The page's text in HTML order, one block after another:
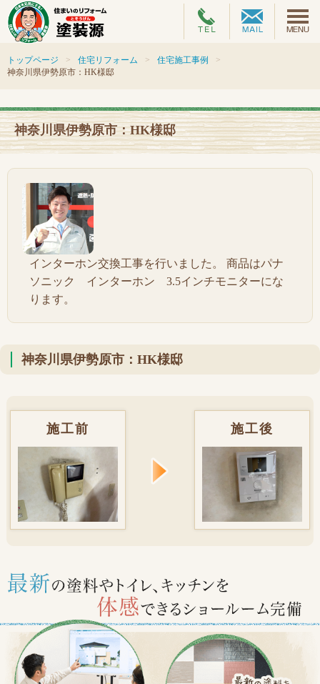
トップページ 住宅リフォーム
住宅施工事例
神奈川県伊勢原市：HK様邸
神奈川県伊勢原市：HK様邸
インターホン交換工事を行いました。 商品はパナ
ソニック インターホン 3.5インチモニターにな
ります。
神奈川県伊勢原市：HK様邸
施工前 施工後